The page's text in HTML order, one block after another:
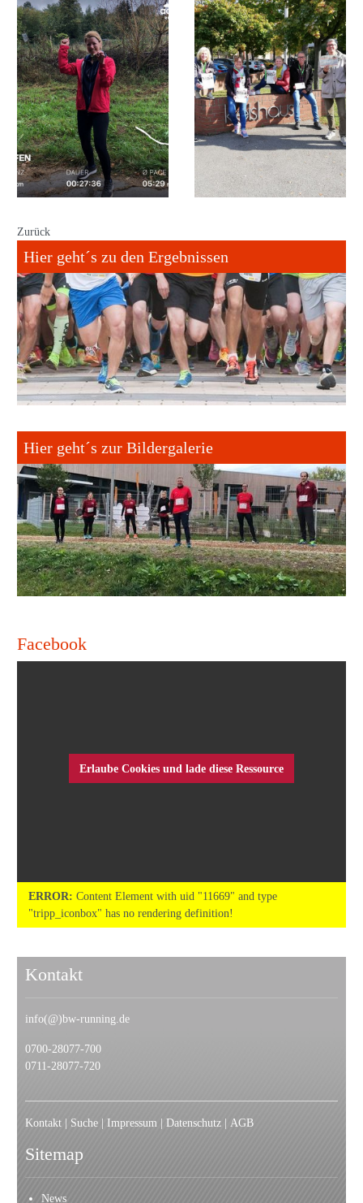
Zurück
Hier geht´s zu den Ergebnissen
Hier geht´s zur Bildergalerie
Facebook
Erlaube Cookies und lade diese Ressource
ERROR: Content Element with uid "11669" and type
"tripp_iconbox" has no rendering definition!
Kontakt
info(@)bw-running.de
0700-28077-700
0711-28077-720
Kontakt Suche Impressum Datenschutz AGB
Sitemap
News